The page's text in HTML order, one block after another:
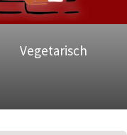
Vegetarisch